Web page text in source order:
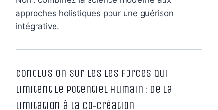
approches holistiques pour une guérison
intégrative.
Conclusion sur les Les forces qui
limitent le potentiel humain : de la
limitation à la co‑création